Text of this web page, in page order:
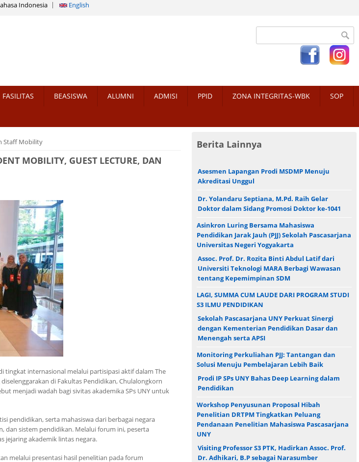
Indonesia English
Search form
FASILITAS BEASISWA ALUMNI ADMISI PPID ZONA INTEGRITAS-WBK SOP
Staff Mobility
MOBILITY, GUEST LECTURE, DAN
tingkat internasional melalui partisipasi aktif dalam The
di Fakultas Pendidikan, Chulalongkorn
menjadi wadah bagi sivitas akademika SPs UNY untuk
pendidikan, serta mahasiswa dari berbagai negara
dan sistem pendidikan. Melalui forum ini, peserta
jejaring akademik lintas negara.
melalui presentasi hasil penelitian pada forum
Berita Lainnya
Asesmen Lapangan Prodi MSDMP Menuju
Akreditasi Unggul
Dr. Yolandaru Septiana, M.Pd. Raih Gelar
Doktor dalam Sidang Promosi Doktor ke-1041
Asinkron Luring Bersama Mahasiswa
Pendidikan Jarak Jauh (PJJ) Sekolah Pascasarjana
Universitas Negeri Yogyakarta
Assoc. Prof. Dr. Rozita Binti Abdul Latif dari
Universiti Teknologi MARA Berbagi Wawasan
tentang Kepemimpinan SDM
LAGI, SUMMA CUM LAUDE DARI PROGRAM STUDI
S3 ILMU PENDIDIKAN
Sekolah Pascasarjana UNY Perkuat Sinergi
dengan Kementerian Pendidikan Dasar dan
Menengah serta APSI
Monitoring Perkuliahan PJJ: Tantangan dan
Solusi Menuju Pembelajaran Lebih Baik
Prodi IP SPs UNY Bahas Deep Learning dalam
Pendidikan
Workshop Penyusunan Proposal Hibah
Penelitian DRTPM Tingkatkan Peluang
Pendanaan Penelitian Mahasiswa Pascasarjana
UNY
Visiting Professor S3 PTK, Hadirkan Assoc. Prof.
Dr. Adhikari, B.P sebagai Narasumber